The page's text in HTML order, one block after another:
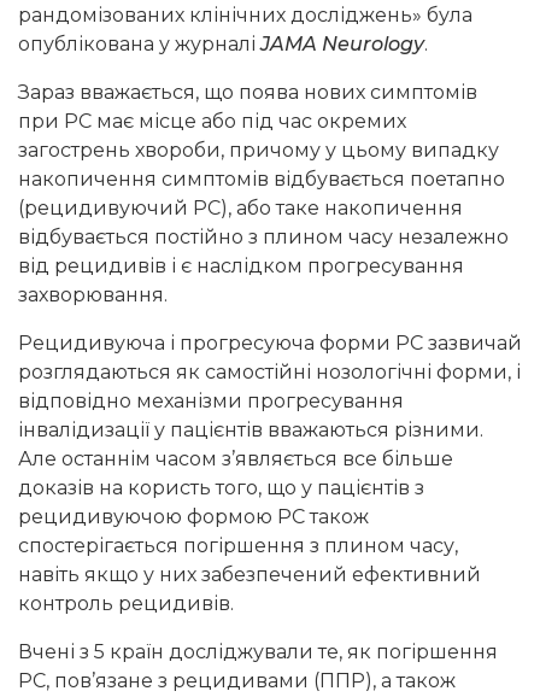
рандомізованих клінічних досліджень» була
опублікована у журналіJAMA Neurology.
Зараз вважається, що поява нових симптомів
при РС має місце або під час окремих
загострень хвороби, причому у цьому випадку
накопичення симптомів відбувається поетапно
(рецидивуючий РС), або таке накопичення
відбувається постійно з плином часу незалежно
від рецидивів і є наслідком прогресування
захворювання.
Рецидивуюча і прогресуюча форми РС зазвичай
розглядаються як самостійні нозологічні форми, і
відповідно механізми прогресування
інвалідизації у пацієнтів вважаються різними.
Але останнім часом з’являється все більше
доказів на користь того, що у пацієнтів з
рецидивуючою формою РС також
спостерігається погіршення з плином часу,
навіть якщо у них забезпечений ефективний
контроль рецидивів.
Вчені з 5 країн досліджували те, як погіршення
РС, пов’язане з рецидивами (ППР), а також